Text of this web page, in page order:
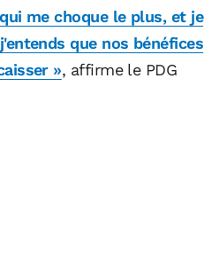
me choque le plus, et je
que nos bénéfices
», affirme le PDG